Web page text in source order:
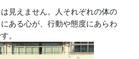
見えません。人それぞれの体の
ある心が、行動や態度にあらわ
。